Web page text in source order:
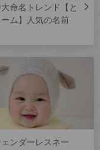
命名トレンド【と
ーム】人気の名前
ンダーレスネー